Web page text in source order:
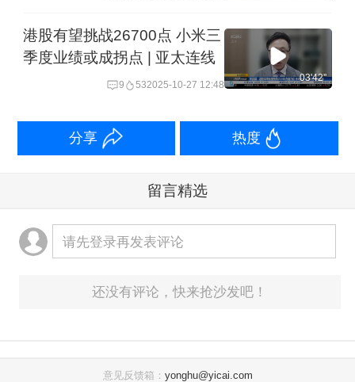
港股有望挑战26700点 小米三
季度业绩或成拐点 | 亚太连线
9 532025-10-27 12:48
03'42''
分享 热度
留言精选
请先登录再发表评论
还没有评论，快来抢沙发吧！
意见反馈箱： yonghu@yicai.com